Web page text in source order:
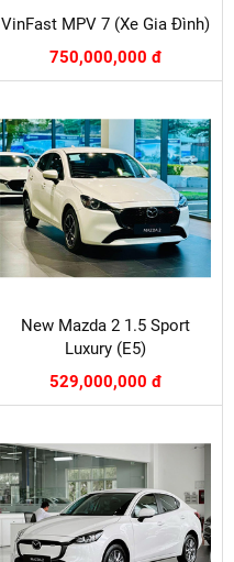
VinFast MPV 7 (Xe Gia Đình)
750,000,000 đ
New Mazda 2 1.5 Sport
Luxury (E5)
529,000,000 đ